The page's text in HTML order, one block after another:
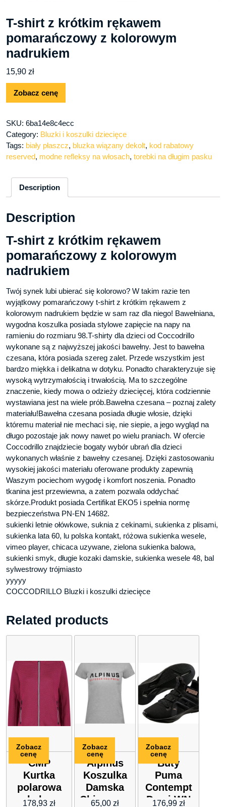
T-shirt z krótkim rękawem
pomarańczowy z kolorowym
nadrukiem
15,90 zł
Zobacz cenę
SKU: 6ba14e8c4ecc
Category: Bluzki i koszulki dziecięce
Tags: biały płaszcz, bluzka wiązany dekolt, kod rabatowy
reserved, modne refleksy na włosach, torebki na długim pasku
Description
Description
T-shirt z krótkim rękawem
pomarańczowy z kolorowym
nadrukiem
Twój synek lubi ubierać się kolorowo? W takim razie ten
wyjątkowy pomarańczowy t-shirt z krótkim rękawem z
kolorowym nadrukiem będzie w sam raz dla niego! Bawełniana,
wygodna koszulka posiada stylowe zapięcie na napy na
ramieniu do rozmiaru 98.T-shirty dla dzieci od Coccodrillo
wykonane są z najwyższej jakości bawełny. Jest to bawełna
czesana, która posiada szereg zalet. Przede wszystkim jest
bardzo miękka i delikatna w dotyku. Ponadto charakteryzuje się
wysoką wytrzymałością i trwałością. Ma to szczególne
znaczenie, kiedy mowa o odzieży dziecięcej, która codziennie
wystawiana jest na wiele prób.Bawełna czesana – poznaj zalety
materiału!Bawełna czesana posiada długie włosie, dzięki
któremu materiał nie mechaci się, nie siepie, a jego wygląd na
długo pozostaje jak nowy nawet po wielu praniach. W ofercie
Coccodrillo znajdziecie bogaty wybór ubrań dla dzieci
wykonanych właśnie z bawełny czesanej. Dzięki zastosowaniu
wysokiej jakości materiału oferowane produkty zapewnią
Waszym pociechom wygodę i komfort noszenia. Ponadto
tkanina jest przewiewna, a zatem pozwala oddychać
skórze.Produkt posiada Certifikat EKO5 i spełnia normę
bezpieczeństwa PN-EN 14682.
sukienki letnie ołówkowe, suknia z cekinami, sukienka z plisami,
sukienka lata 60, lu polska kontakt, różowa sukienka wesele,
vimeo player, chicaca uzywane, zielona sukienka balowa,
sukienki smyk, długie kozaki damskie, sukienka wesele 48, bal
sylwestrowy trójmiasto
yyyyy
COCCODRILLO Bluzki i koszulki dziecięce
Related products
CMP
Kurtka
polarowa
w kolorze
178,93 zł
Zobacz
cenę
Alpinus
Koszulka
Damska
Chiavenna
65,00 zł
Zobacz
cenę
Buty
Puma
Contempt
Demi WN
176,99 zł
Zobacz
cenę